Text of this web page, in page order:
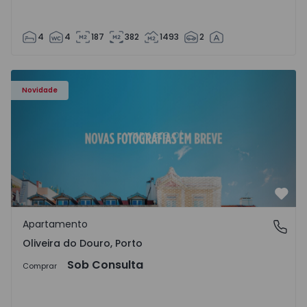
4 4 187 382 1493 2
Novidade
Apartamento T3 Vila Nova de Gaia, Oliveira do Douro -
Oliveira do Douro, Porto
Apartamento
Oliveira do Douro, Porto
Comprar Sob Consulta